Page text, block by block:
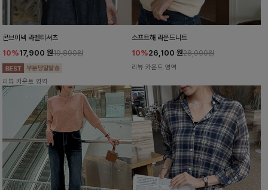
콘브이넥 라벨티셔츠
10%17,900 원19,800원
리뷰 카운트 영역
소프트해 라운드니트
10%26,100 원28,900원
리뷰 카운트 영역